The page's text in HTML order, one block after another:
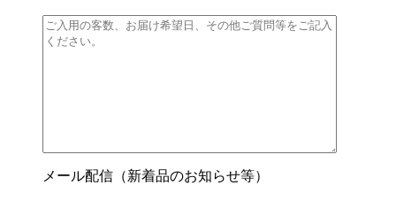
メール配信（新着品のお知らせ等）